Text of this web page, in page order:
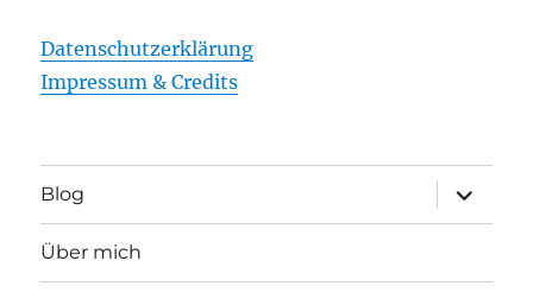
Datenschutzerklärung
Impressum & Credits
Blog
öffnen
Über mich